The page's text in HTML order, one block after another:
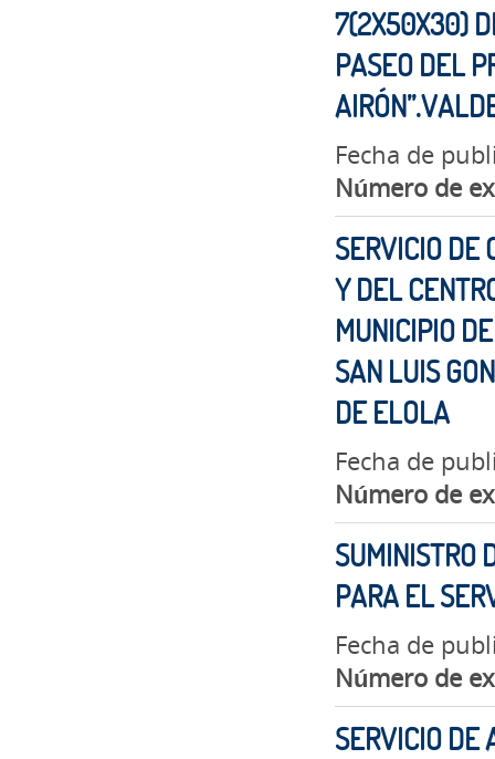
7(2X50X30)
PASEO DEL
Fecha de
Número de
SERVICIO DE
Y DEL
MUNICIPIO
SAN LUIS
DE ELOLA
Fecha de
Número de
SUMINISTRO
PARA EL
Fecha de
Número de
SERVICIO DE